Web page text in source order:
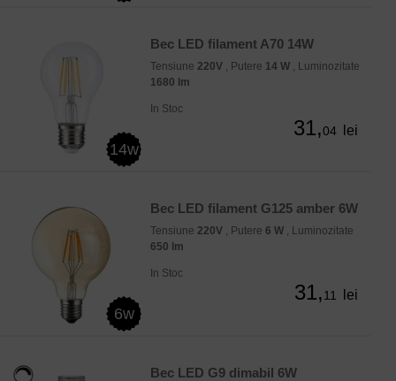
14w
Bec LED filament A70 14W
Tensiune 220V , Putere 14 W , Luminozitate
1680 lm
In Stoc
31,04 lei
6w
Bec LED filament G125 amber 6W
Tensiune 220V , Putere 6 W , Luminozitate
650 lm
In Stoc
31,11 lei
Bec LED G9 dimabil 6W